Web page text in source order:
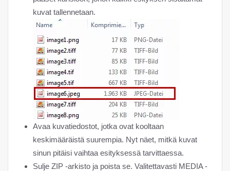
kuvat tallennetaan.
Avaa kuvatiedostot, jotka ovat kooltaan
keskimääräistä suurempia. Nyt näet, mitkä kuvat
sinun pitäisi vaihtaa esityksessä tarvittaessa.
Sulje ZIP -arkisto ja poista se. Valitettavasti MEDIA -